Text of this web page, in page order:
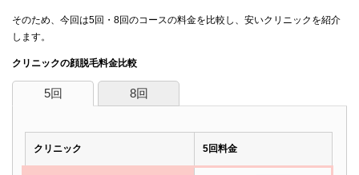
そのため、今回は5回・8回のコースの料金を比較し、安いクリニックを紹介
します。
クリニックの顔脱毛料金比較
5回 8回
クリニック 5回料金